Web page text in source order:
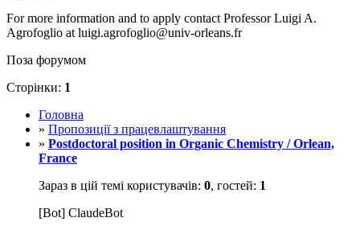
For more information and to apply contact Professor Luigi A.
Agrofoglio at luigi.agrofoglio@univ-orleans.fr
Поза форумом
Сторінки: 1
Головна
» Пропозиції з працевлаштування
» Postdoctoral position in Organic Chemistry / Orlean,
France
Зараз в цій темі користувачів: 0, гостей: 1
[Bot] ClaudeBot